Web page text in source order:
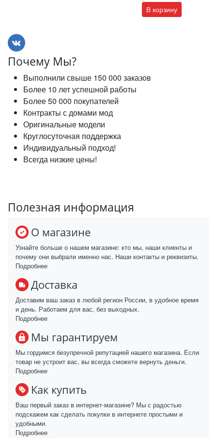
В корзину
Почему Мы?
Выполнили свыше 150 000 заказов
Более 10 лет успешной работы
Более 50 000 покупателей
Контракты с домами мод
Оригинальные модели
Круглосуточная поддержка
Индивидуальный подход!
Всегда низкие цены!
Полезная информация
О магазине
Узнайте больше о нашем магазине: кто мы, наши клиенты и
почему они выбрали именно нас. Наши контакты и реквизиты.
Подробнее
Доставка
Доставим ваш заказ в любой регион России, в удобное время
и день. Работаем для вас, без выходных.
Подробнее
Мы гарантируем
Мы гордимся безупречной репутацией нашего магазина. Если
товар не устроит вас, вы всегда сможете вернуть деньги.
Подробнее
Как купить
Ваш первый заказ в интернет-магазине? Мы с радостью
подскажем как сделать покупки в интернете простыми и
удобными.
Подробнее